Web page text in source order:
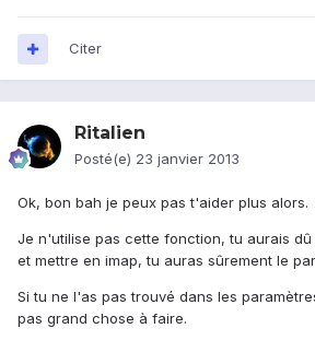
Citer
Ritalien
Posté(e) 23 janvier 2013
Ok, bon bah je peux pas t'aider plus alors.
Je n'utilise pas cette fonction, tu aurais
et mettre en imap, tu auras sûrement le
Si tu ne l'as pas trouvé dans les
pas grand chose à faire.